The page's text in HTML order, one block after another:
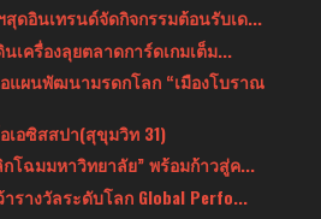
ดอินเทรนด์จัดกิจกรรมต้อนรับเด...
เครื่องลุยตลาดการ์ดเกมเต็ม...
แผนพัฒนามรดกโลก “เมืองโบราณ
เอซิสสปา(สุขุมวิท 31)
โฉมมหาวิทยาลัย” พร้อมก้าวสู่ค...
รางวัลระดับโลก Global Perfo...